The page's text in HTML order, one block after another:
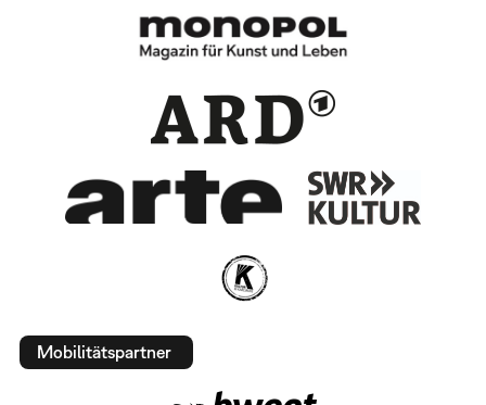
Mobilitätspartner